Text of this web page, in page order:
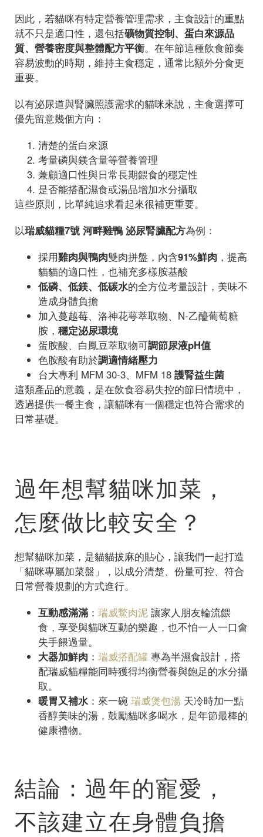
因此，若貓咪有特定營養管理需求，主食設計的重點
就不只是適口性，還包括礦物質控制、蛋白來源品
質、營養密度與整體配方平衡。在年節這種飲食節奏
容易波動的時期，維持主食穩定，通常比額外分食更
重要。
以有泌尿道與腎臟照護需求的貓咪來說，主食選擇可
優先留意幾個方向：
清楚的蛋白來源
考量磷與鎂含量等營養管理
兼顧適口性與日常長期餵食的穩定性
是否能搭配濕食或湯品增加水分攝取
這些原則，比單純追求看起來很補更重要。
以瑞威貓糧7號 河畔雞鴨 泌尿腎臟配方為例：
採用雞肉與鴨肉雙肉拼盤，內含91%鮮肉 ，提高
貓貓的適口性，也補充多樣胺基酸
低磷、低鎂、低碳水的全方位考量設計，美味不
造成身體負擔
加入蔓越莓、洛神花萼萃取物、N-乙醯葡萄糖
胺， 穩定泌尿環境
蛋胺酸、白鳳豆萃取物可調節尿液pH值
色胺酸有助於調適情緒壓力
台大專利 MFM 30-3、MFM 18 護腎益生菌
這類產品的意義，是在飲食容易失控的節日情境中，
透過提供一餐主食，讓貓咪有一個穩定也符合需求的
日常基礎。
過年想幫貓咪加菜，
怎麼做比較安全？
想幫貓咪加菜，是貓貓拔麻的貼心，讓我們一起打造
「貓咪專屬加菜盤」，以成分清楚、份量可控、符合
日常營養規劃的方式進行。
互動感滿滿 ： 瑞威鱉肉泥 讓家人朋友輪流餵
食，享受與貓咪互動的樂趣，也不怕一人一口會
失手餵過量。
大器加鮮肉 ： 瑞威搭配罐 專為半濕食設計，搭
配瑞威貓糧能同時獲得均衡營養與飽足的水分攝
取。
暖胃又補水 ：來一碗 瑞威煲包湯 天冷時加一點
香醇美味的湯，鼓勵貓咪多喝水，是年節最棒的
健康禮物。
結論：過年的寵愛，
不該建立在身體負擔